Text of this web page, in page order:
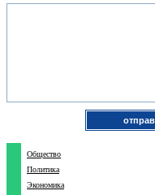
Общество
Политика
Экономика